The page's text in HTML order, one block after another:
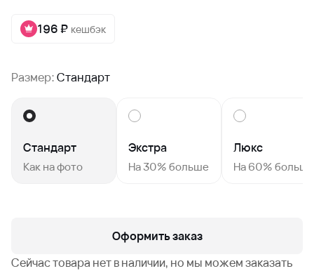
196 ₽ кешбэк
Размер:Стандарт
Стандарт
Как на фото
Экстра
На 30% больше
Люкс
На 60% больше
Оформить заказ
Сейчас товара нет в наличии, но мы можем заказать